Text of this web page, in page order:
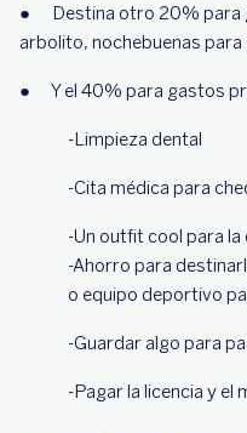
● Destina otro 20% para
arbolito, nochebuenas
● Y el 40% para gastos
-Limpieza dental
-Cita médica para
-Un outfit cool para la
-Ahorro para
o equipo deportivo
-Guardar algo para
-Pagar la licencia y el